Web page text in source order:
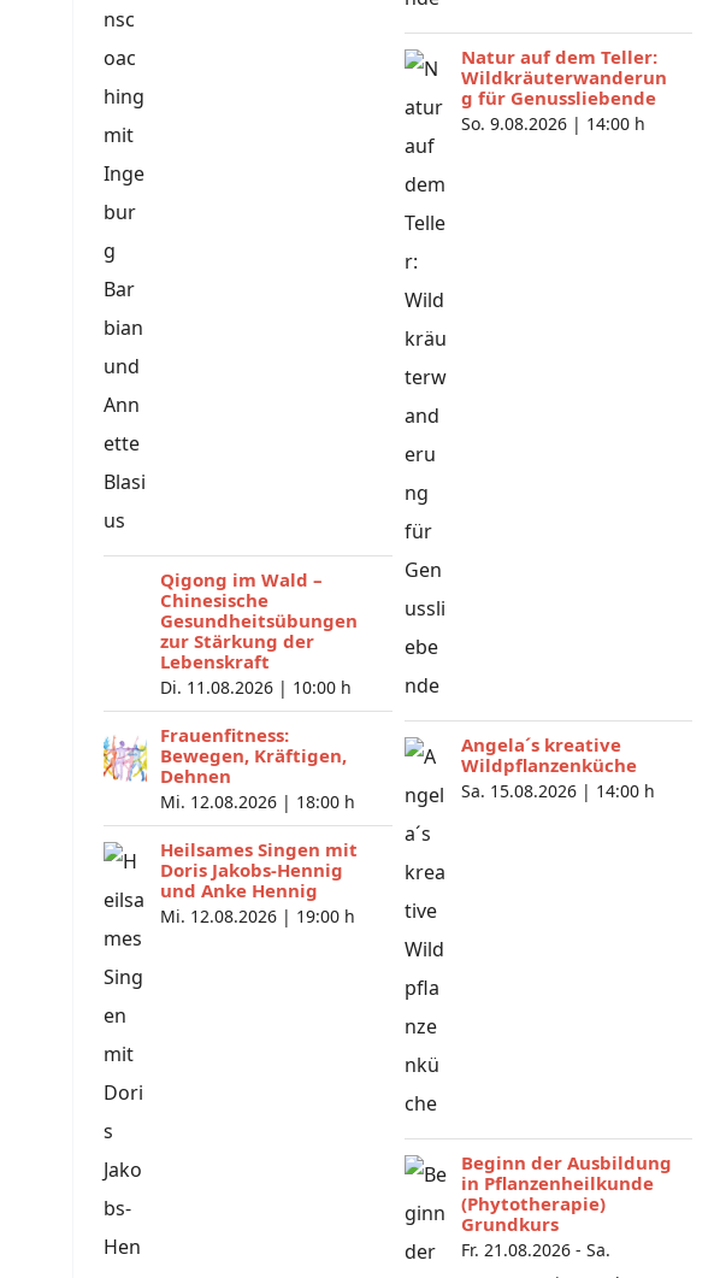
Qigong im Wald –
Chinesische
Gesundheitsübungen
zur Stärkung der
Lebenskraft
Di. 11.08.2026 | 10:00 h
Frauenfitness:
Bewegen, Kräftigen,
Dehnen
Mi. 12.08.2026 | 18:00 h
Heilsames Singen mit
Doris Jakobs-Hennig
und Anke Hennig
Mi. 12.08.2026 | 19:00 h
Natur auf dem Teller:
Wildkräuterwanderun
g für Genussliebende
So. 9.08.2026 | 14:00 h
Angela´s kreative
Wildpflanzenküche
Sa. 15.08.2026 | 14:00 h
Beginn der Ausbildung
in Pflanzenheilkunde
(Phytotherapie)
Grundkurs
Fr. 21.08.2026 - Sa.